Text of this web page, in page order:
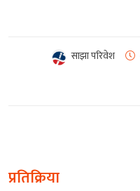
साझा परिवेश
प्रतिक्रिया